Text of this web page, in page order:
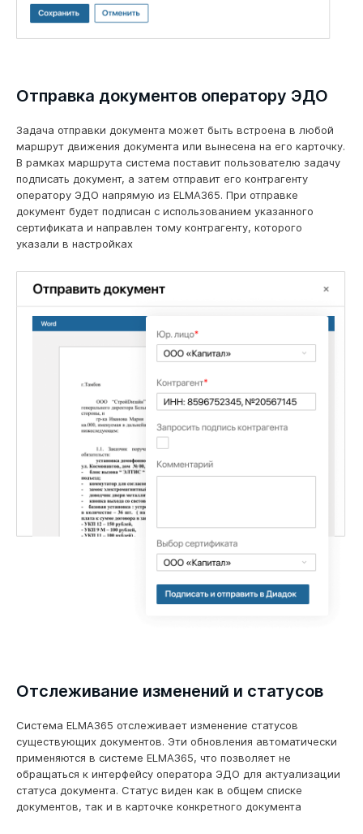
Отправка документов оператору ЭДО
Задача отправки документа может быть встроена в любой
маршрут движения документа или вынесена на его карточку.
В рамках маршрута система поставит пользователю задачу
подписать документ, а затем отправит его контрагенту
оператору ЭДО напрямую из ELMA365. При отправке
документ будет подписан с использованием указанного
сертификата и направлен тому контрагенту, которого
указали в настройках
Отслеживание изменений и статусов
Система ELMA365 отслеживает изменение статусов
существующих документов. Эти обновления автоматически
применяются в системе ELMA365, что позволяет не
обращаться к интерфейсу оператора ЭДО для актуализации
статуса документа. Статус виден как в общем списке
документов, так и в карточке конкретного документа